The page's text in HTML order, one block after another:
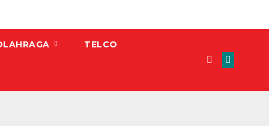
TELCO